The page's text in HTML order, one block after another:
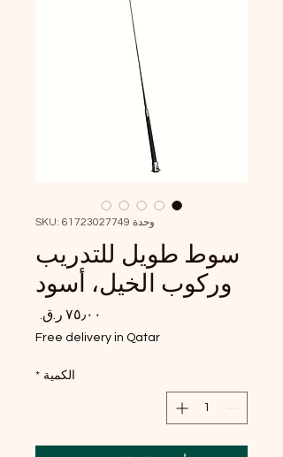
وحدة SKU: 61723027749
سوط طويل للتدريب
وركوب الخيل، أسود
Free delivery in Qatar
الكمية *